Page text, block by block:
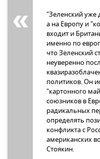
"Зеленский уже
а на Европу и
входит и
именно по
что Зеленский
неуверенно
политиков. Он
"картонного
союзников в
радикальных
определять
конфликта с
американских
Стоякин.